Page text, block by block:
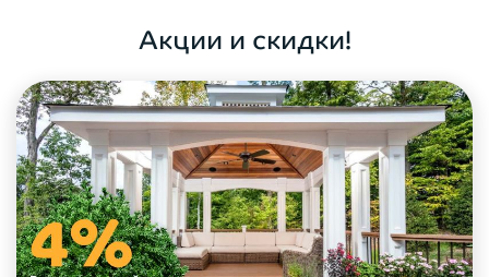
Акции и скидки!